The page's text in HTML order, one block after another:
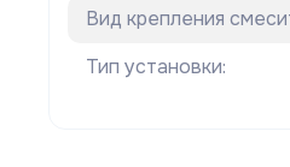
Вид крепления
Тип установки: